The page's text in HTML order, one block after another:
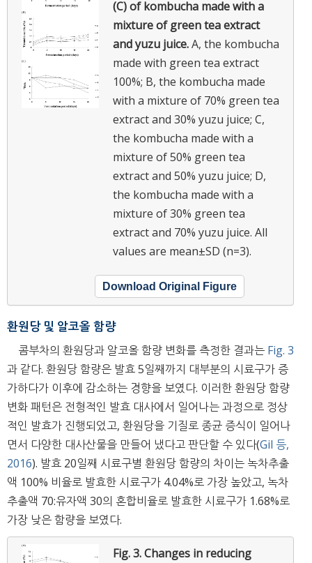
(C) of kombucha made with a
mixture of green tea extract
and yuzu juice.A, the kombucha
made with green tea extract
100%; B, the kombucha made
with a mixture of 70% green tea
extract and 30% yuzu juice; C,
the kombucha made with a
mixture of 50% green tea
extract and 50% yuzu juice; D,
the kombucha made with a
mixture of 30% green tea
extract and 70% yuzu juice. All
values are mean±SD (n=3).
Download Original Figure
환원당 및 알코올 함량
콤부차의 환원당과 알코올 함량 변화를 측정한 결과는 Fig. 3
과 같다. 환원당 함량은 발효 5일째까지 대부분의 시료구가 증
가하다가 이후에 감소하는 경향을 보였다. 이러한 환원당 함량
변화 패턴은 전형적인 발효 대사에서 일어나는 과정으로 정상
적인 발효가 진행되었고, 환원당을 기질로 종균 증식이 일어나
면서 다양한 대사산물을 만들어 냈다고 판단할 수 있다(Gil 등,
2016). 발효 20일째 시료구별 환원당 함량의 차이는 녹차추출
액 100% 비율로 발효한 시료구가 4.04%로 가장 높았고, 녹차
추출액 70:유자액 30의 혼합비율로 발효한 시료구가 1.68%로
가장 낮은 함량을 보였다.
Fig. 3.Changes in reducing